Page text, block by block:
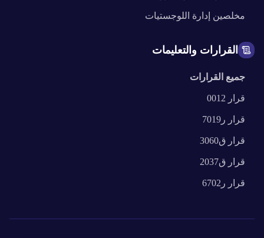
مخلصين إدارة اللوجستيات
القرارات والتعليمات
جميع القرارات
قرار 0012
قرار ر7019
قرار ق3060
قرار ق2037
قرار ر6702